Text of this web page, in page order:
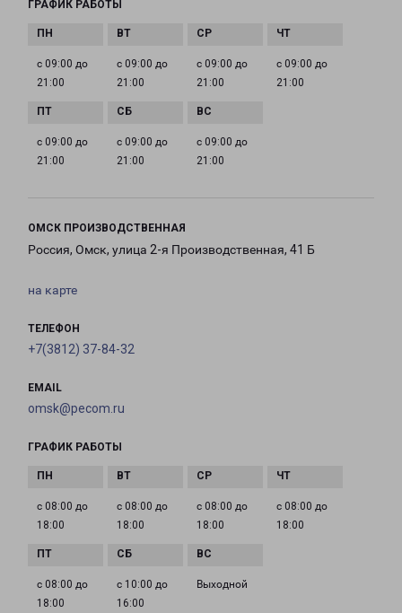
ГРАФИК РАБОТЫ
с 09:00 до
21:00
с 09:00 до
21:00
с 09:00 до
21:00
с 09:00 до
21:00
с 09:00 до
21:00
с 09:00 до
21:00
с 09:00 до
21:00
ОМСК ПРОИЗВОДСТВЕННАЯ
Россия, Омск, улица 2-я Производственная, 41 Б
на карте
ТЕЛЕФОН
+7(3812) 37-84-32
EMAIL
omsk@pecom.ru
ГРАФИК РАБОТЫ
с 08:00 до
18:00
с 08:00 до
18:00
с 08:00 до
18:00
с 08:00 до
18:00
с 08:00 до
18:00
с 10:00 до
16:00
Выходной